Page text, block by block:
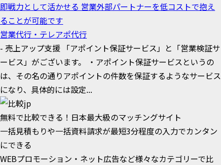
即戦力として活かせる 営業外部パートナーを低コストで抱え
ることが可能です
営業代行・テレアポ代行
- 売上アップ支援 「アポイント保証サービス」と「営業検証サ
ービス」がございます。 ・アポイント保証サービスというの
は、その名の通りアポイントの件数を保証するようなサービス
になり、具体的には設定...
無料で比較できる！日本最大級のマッチングサイト
一括見積もりや一括資料請求が最短3分程度の入力でカンタン
にできる
WEBプロモーション・ネット広告など様々なカテゴリーで比